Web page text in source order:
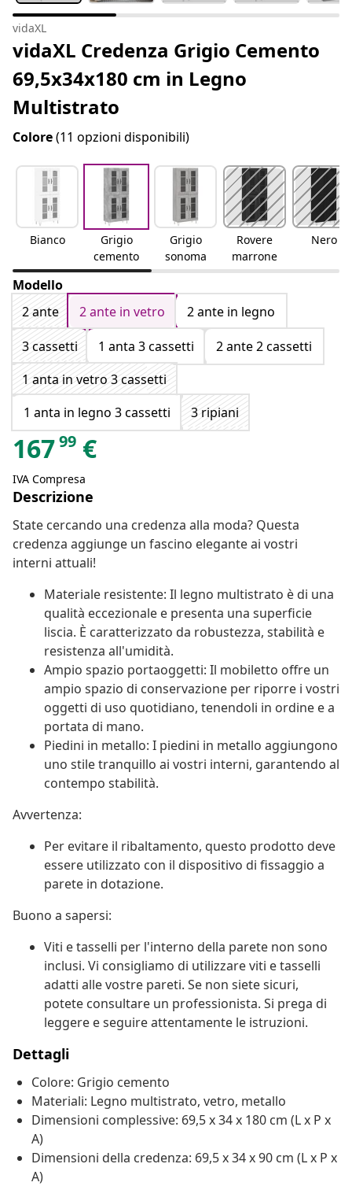
vidaXL
vidaXL Credenza Grigio Cemento
69,5x34x180 cm in Legno
Multistrato
Colore(11 opzioni disponibili)
Bianco
Grigio
cemento
Grigio
sonoma
Rovere
marrone
Nero
Modello
2 ante
2 ante in vetro
2 ante in legno
3 cassetti
1 anta 3 cassetti
2 ante 2 cassetti
1 anta in vetro 3 cassetti
1 anta in legno 3 cassetti
3 ripiani
16799 €
IVA Compresa
Descrizione
State cercando una credenza alla moda? Questa
credenza aggiunge un fascino elegante ai vostri
interni attuali!
Materiale resistente: Il legno multistrato è di una
qualità eccezionale e presenta una superficie
liscia. È caratterizzato da robustezza, stabilità e
resistenza all'umidità.
Ampio spazio portaoggetti: Il mobiletto offre un
ampio spazio di conservazione per riporre i vostri
oggetti di uso quotidiano, tenendoli in ordine e a
portata di mano.
Piedini in metallo: I piedini in metallo aggiungono
uno stile tranquillo ai vostri interni, garantendo al
contempo stabilità.
Avvertenza:
Per evitare il ribaltamento, questo prodotto deve
essere utilizzato con il dispositivo di fissaggio a
parete in dotazione.
Buono a sapersi:
Viti e tasselli per l'interno della parete non sono
inclusi. Vi consigliamo di utilizzare viti e tasselli
adatti alle vostre pareti. Se non siete sicuri,
potete consultare un professionista. Si prega di
leggere e seguire attentamente le istruzioni.
Dettagli
Colore: Grigio cemento
Materiali: Legno multistrato, vetro, metallo
Dimensioni complessive: 69,5 x 34 x 180 cm (L x P x
A)
Dimensioni della credenza: 69,5 x 34 x 90 cm (L x P x
A)